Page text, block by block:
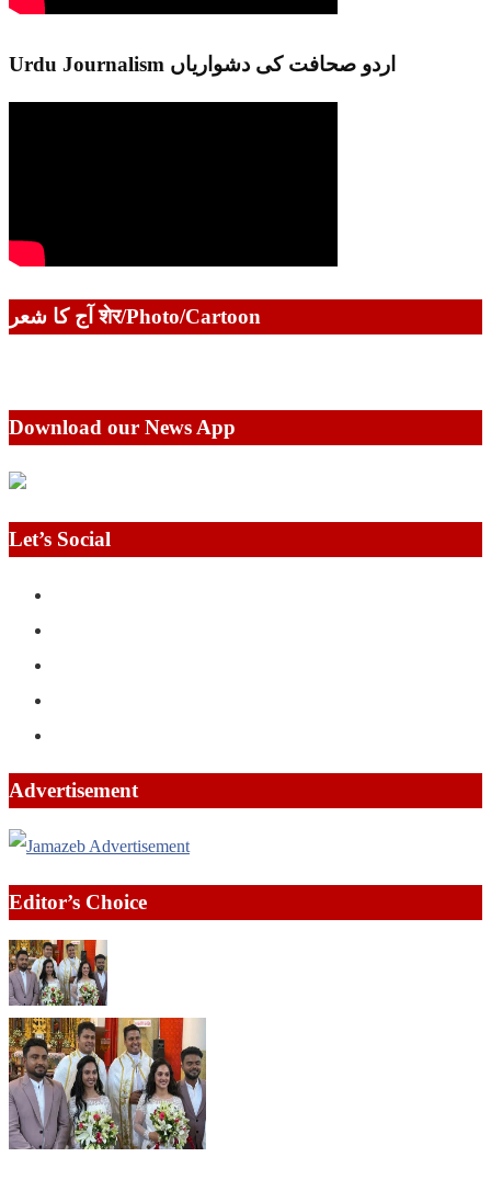
Urdu Journalism اردو صحافت کی دشواریاں
آج کا شعر शेर/Photo/Cartoon
Download our News App
Let’s Social
Advertisement
Editor’s Choice